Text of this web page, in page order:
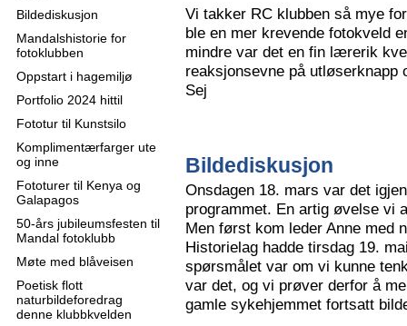
Bildediskusjon
Mandalshistorie for
fotoklubben
Oppstart i hagemiljø
Portfolio 2024 hittil
Fototur til Kunstsilo
Komplimentærfarger ute
og inne
Fototurer til Kenya og
Galapagos
50-års jubileumsfesten til
Mandal fotoklubb
Møte med blåveisen
Poetisk flott
naturbildeforedrag
denne klubbkvelden
Vi takker RC klubben så mye
ble en mer krevende fotokveld
mindre var det en fin lærerik
reaksjonsevne på utløserknapp
Sej
Bildediskusjon
Onsdagen 18. mars var det
programmet. En artig øvelse vi
Men først kom leder Anne med
Historielag hadde tirsdag 19.
spørsmålet var om vi kunne
var det, og vi prøver derfor å
gamle sykehjemmet fortsatt